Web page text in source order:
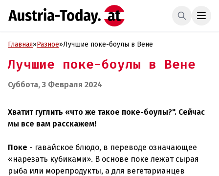
Главная»Разное»Лучшие поке-боулы в Вене
Лучшие поке-боулы в Вене
Суббота, 3 Февраля 2024
Хватит гуглить «что же такое поке-боулы?". Сейчас
мы все вам расскажем!⠀
Поке - гавайское блюдо, в переводе означающее
«нарезать кубиками». В основе поке лежат сырая
рыба или морепродукты, а для вегетарианцев